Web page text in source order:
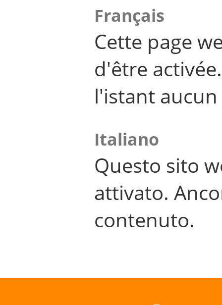
Français
Cette page
d'être
l'istant
Italiano
Questo sito
attivato.
contenuto.